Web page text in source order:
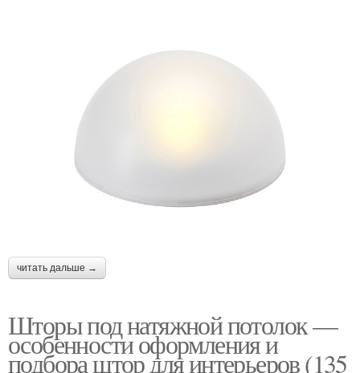
читать дальше →
Шторы под натяжной потолок —
особенности оформления и
подбора штор для интерьеров (135